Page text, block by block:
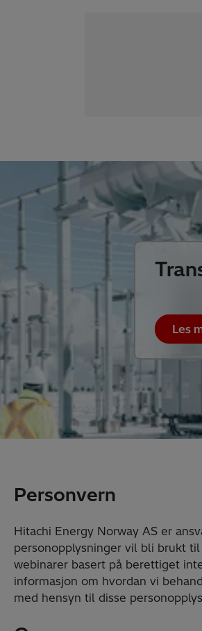
Les
Personvern
Hitachi Energy Norway AS er
personopplysninger vil bli brukt
webinarer basert på berettiget
informasjon om hvordan vi
med hensyn til disse